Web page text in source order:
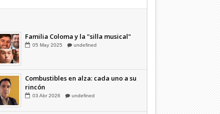
03 Abr 2026 undefined
Combustibles en alza: cada uno a su
rincón